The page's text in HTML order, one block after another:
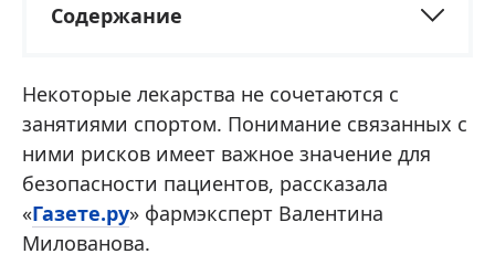
Содержание
Некоторые лекарства не сочетаются с
занятиями спортом. Понимание связанных с
ними рисков имеет важное значение для
безопасности пациентов, рассказала
«Газете.ру» фармэксперт Валентина
Милованова.